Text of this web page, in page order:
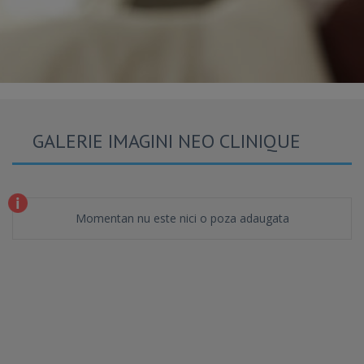
GALERIE IMAGINI NEO CLINIQUE
Momentan nu este nici o poza adaugata